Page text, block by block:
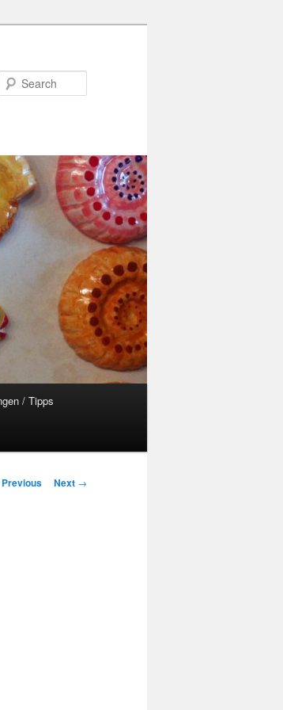
/ Tipps
Previous Next →